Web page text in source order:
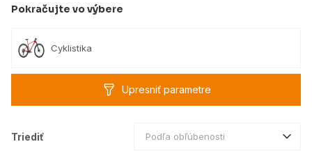
Pokračujte vo výbere
Cyklistika
Upresniť parametre
Triediť Podľa obľúbenosti